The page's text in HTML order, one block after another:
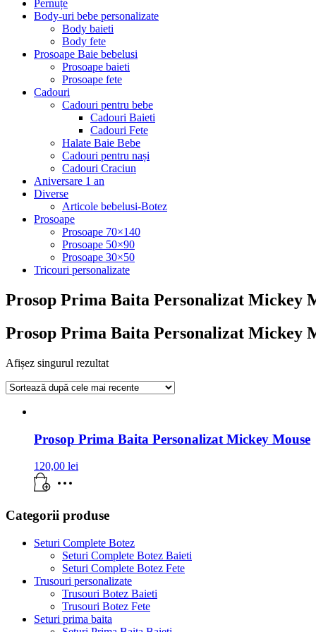
Pernuțe
Body-uri bebe personalizate
Body baieti
Body fete
Prosoape Baie bebelusi
Prosoape baieti
Prosoape fete
Cadouri
Cadouri pentru bebe
Cadouri Baieti
Cadouri Fete
Halate Baie Bebe
Cadouri pentru nași
Cadouri Craciun
Aniversare 1 an
Diverse
Articole bebelusi-Botez
Prosoape
Prosoape 70×140
Prosoape 50×90
Prosoape 30×50
Tricouri personalizate
Prosop Prima Baita Personalizat Mickey
Prosop Prima Baita Personalizat Mickey
Afișez singurul rezultat
Prosop Prima Baita Personalizat Mickey Mouse
120,00 lei
Categorii produse
Seturi Complete Botez
Seturi Complete Botez Baieti
Seturi Complete Botez Fete
Trusouri personalizate
Trusouri Botez Baieti
Trusouri Botez Fete
Seturi prima baita